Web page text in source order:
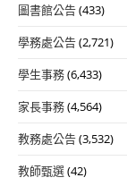
圖書館公告(433)
學務處公告(2,721)
學生事務(6,433)
家長事務(4,564)
教務處公告(3,532)
教師甄選(42)